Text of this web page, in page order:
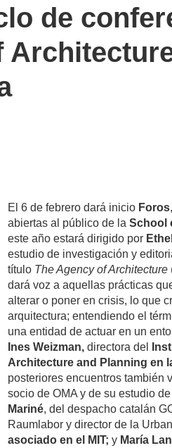
de
El 6 de febrero dará inicio Foros
abiertas al público de la School
este año estará dirigido por
estudio de investigación y
título The Agency of Architecture
dará voz a aquellas prácticas
alterar o poner en crisis, lo que
arquitectura; entendiendo el
una entidad de actuar en un
Ines Weizman, directora del
Architecture and Planning en
posteriores encuentros también
socio de OMA y de su estudio
Mariné, del despacho catalán
Raumlabor y director de la
asociado en el MIT; y María
author/joselina-